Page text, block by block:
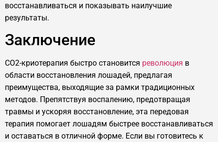
восстанавливаться и показывать наилучшие
результаты.
Заключение
CO2-криотерапия быстро становится революция в
области восстановления лошадей, предлагая
преимущества, выходящие за рамки традиционных
методов. Препятствуя воспалению, предотвращая
травмы и ускоряя восстановление, эта передовая
терапия помогает лошадям быстрее восстанавливаться
и оставаться в отличной форме. Если вы готовитесь к